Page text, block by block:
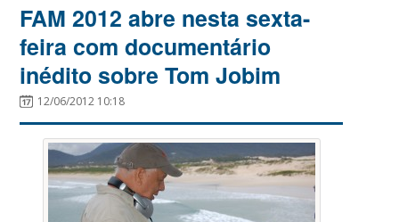
FAM 2012 abre nesta sexta-
feira com documentário
inédito sobre Tom Jobim
12/06/2012 10:18